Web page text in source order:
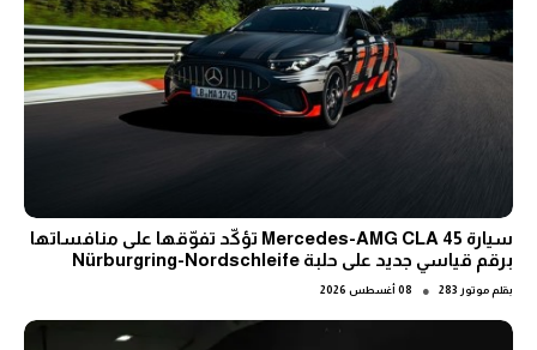
سيارة Mercedes-AMG CLA 45 تؤكّد تفوّقها على منافساتها
برقم قياسي جديد على حلبة Nürburgring-Nordschleife
بقلم موتور 283 ● 08 أغسطس 2026